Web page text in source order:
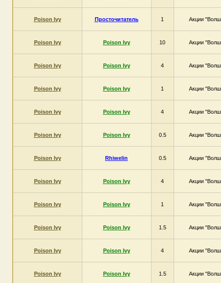
Poison Ivy Просточитатель 1 Акции
Poison Ivy Poison Ivy 10 Акции
Poison Ivy Poison Ivy 4 Акции
Poison Ivy Poison Ivy 1 Акции
Poison Ivy Poison Ivy 4 Акции
Poison Ivy Poison Ivy 0.5 Акции
Poison Ivy Rhiwelin 0.5 Акции
Poison Ivy Poison Ivy 4 Акции
Poison Ivy Poison Ivy 1 Акции
Poison Ivy Poison Ivy 1.5 Акции
Poison Ivy Poison Ivy 4 Акции
Poison Ivy Poison Ivy 1.5 Акции